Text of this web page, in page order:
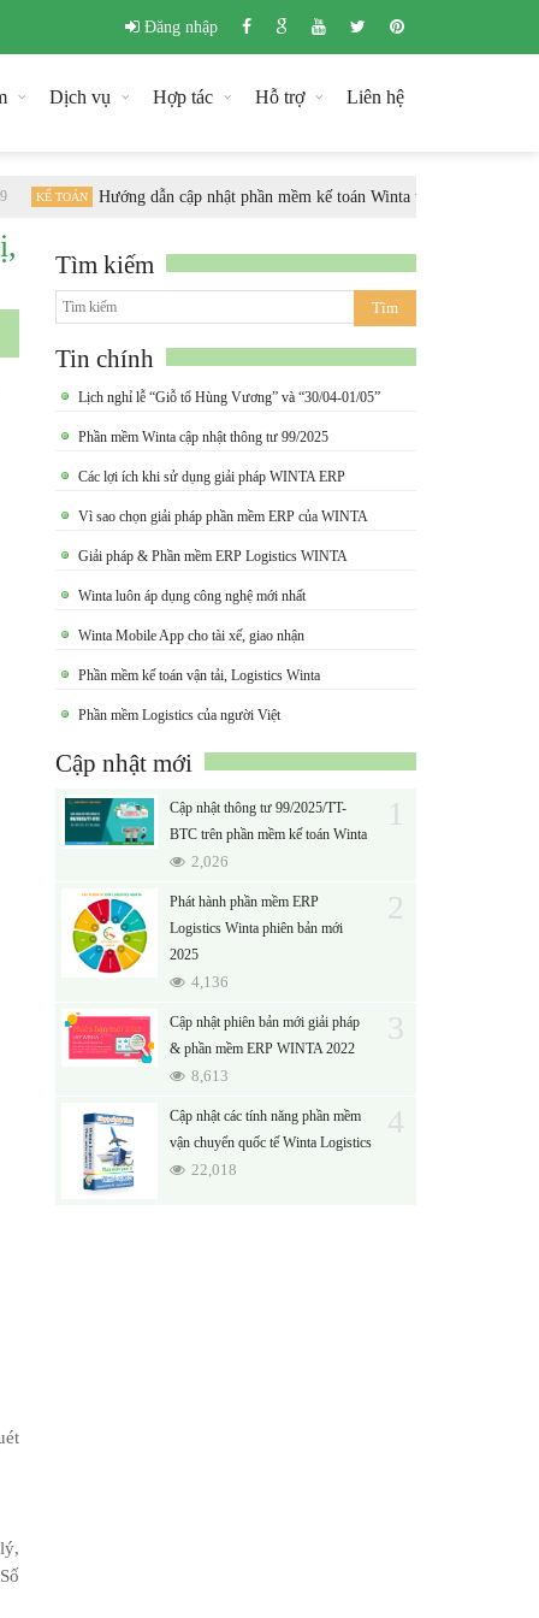
Đăng nhập
Dịch vụ Hợp tác Hỗ trợ Liên hệ
KẾ TOÁN Hướng dẫn cập nhật phần mềm kế toán Winta theo chuẩn Thông tư
Tìm kiếm
Tin chính
Lịch nghỉ lễ “Giỗ tổ Hùng Vương” và “30/04-01/05”
Phần mềm Winta cập nhật thông tư 99/2025
Các lợi ích khi sử dụng giải pháp WINTA ERP
Vì sao chọn giải pháp phần mềm ERP của WINTA
Giải pháp & Phần mềm ERP Logistics WINTA
Winta luôn áp dụng công nghệ mới nhất
Winta Mobile App cho tài xế, giao nhận
Phần mềm kế toán vận tải, Logistics Winta
Phần mềm Logistics của người Việt
Cập nhật mới
Cập nhật thông tư 99/2025/TT-
BTC trên phần mềm kế toán Winta
2,026
1
Phát hành phần mềm ERP
Logistics Winta phiên bản mới
2025
4,136
2
Cập nhật phiên bản mới giải pháp
& phần mềm ERP WINTA 2022
8,613
3
Cập nhật các tính năng phần mềm
vận chuyển quốc tế Winta Logistics
22,018
4